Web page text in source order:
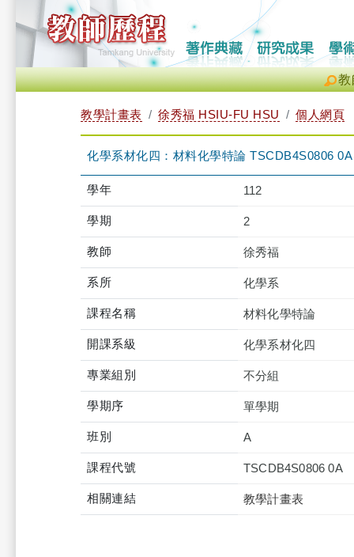
教
教學計畫表 徐秀福 HSIU-FU HSU 個人網頁
化學系材化四：材料化學特論 TSCDB4S0806 0A
學年 112
學期 2
教師 徐秀福
系所 化學系
課程名稱 材料化學特論
開課系級 化學系材化四
專業組別 不分組
學期序 單學期
班別 A
課程代號 TSCDB4S0806 0A
相關連結 教學計畫表